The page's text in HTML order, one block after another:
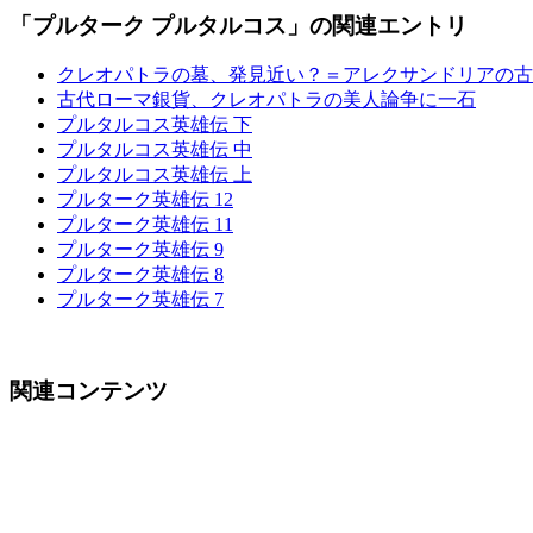
「プルターク プルタルコス」の関連エントリ
クレオパトラの墓、発見近い？＝アレクサンドリアの
古代ローマ銀貨、クレオパトラの美人論争に一石
プルタルコス英雄伝 下
プルタルコス英雄伝 中
プルタルコス英雄伝 上
プルターク英雄伝 12
プルターク英雄伝 11
プルターク英雄伝 9
プルターク英雄伝 8
プルターク英雄伝 7
関連コンテンツ